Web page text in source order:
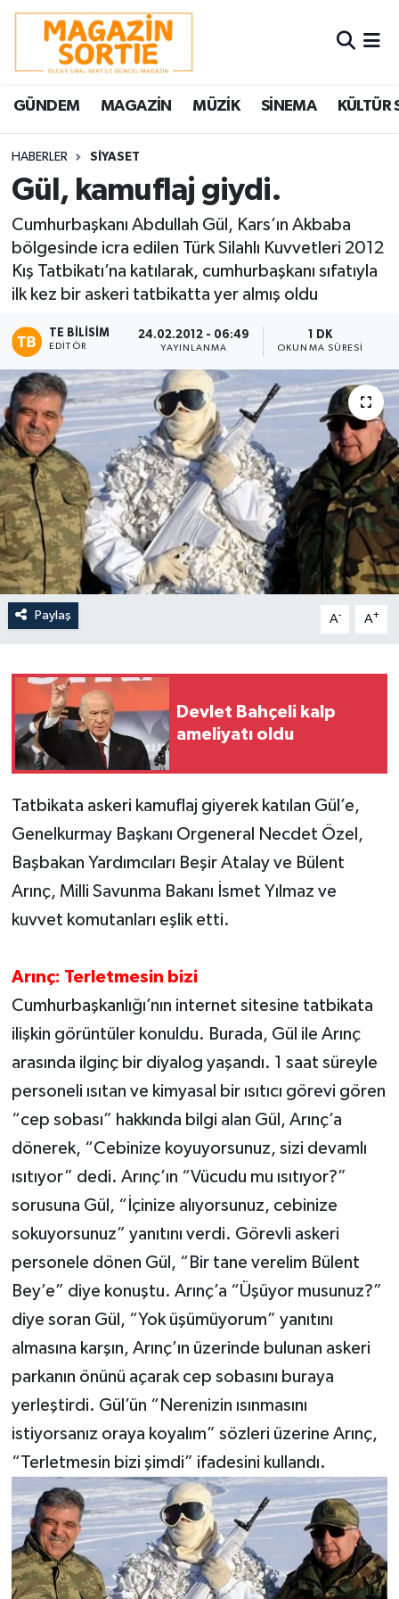
GÜNDEM MAGAZİN MÜZİK SİNEMA KÜLTÜR
HABERLER SİYASET
Gül, kamuflaj giydi.
Cumhurbaşkanı Abdullah Gül, Kars’ın Akbaba
bölgesinde icra edilen Türk Silahlı Kuvvetleri 2012
Kış Tatbikatı’na katılarak, cumhurbaşkanı sıfatıyla
ilk kez bir askeri tatbikatta yer almış oldu
TE BILISIM
EDITÖR
24.02.2012 - 06:49
YAYINLANMA
1 DK
OKUNMA SÜRESI
Paylaş A- A+
Devlet Bahçeli kalp
ameliyatı oldu
Tatbikata askeri kamuflaj giyerek katılan Gül’e,
Genelkurmay Başkanı Orgeneral Necdet Özel,
Başbakan Yardımcıları Beşir Atalay ve Bülent
Arınç, Milli Savunma Bakanı İsmet Yılmaz ve
kuvvet komutanları eşlik etti.
Arınç: Terletmesin bizi
Cumhurbaşkanlığı’nın internet sitesine tatbikata
ilişkin görüntüler konuldu. Burada, Gül ile Arınç
arasında ilginç bir diyalog yaşandı. 1 saat süreyle
personeli ısıtan ve kimyasal bir ısıtıcı görevi gören
“cep sobası” hakkında bilgi alan Gül, Arınç’a
dönerek, “Cebinize koyuyorsunuz, sizi devamlı
ısıtıyor” dedi. Arınç’ın “Vücudu mu ısıtıyor?”
sorusuna Gül, “İçinize alıyorsunuz, cebinize
sokuyorsunuz” yanıtını verdi. Görevli askeri
personele dönen Gül, “Bir tane verelim Bülent
Bey’e” diye konuştu. Arınç’a “Üşüyor musunuz?”
diye soran Gül, “Yok üşümüyorum” yanıtını
almasına karşın, Arınç’ın üzerinde bulunan askeri
parkanın önünü açarak cep sobasını buraya
yerleştirdi. Gül’ün “Nerenizin ısınmasını
istiyorsanız oraya koyalım” sözleri üzerine Arınç,
“Terletmesin bizi şimdi” ifadesini kullandı.
Nöbetçi Eczaneler
Hava Durumu
Trafik Durumu
Süper Lig Puan Durumu ve Fikstür
Tüm Manşetler
Son Dakika Haberleri
Haber Arşivi